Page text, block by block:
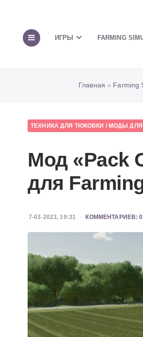
ИГРЫ FARMING
Главная » Farming
ТЕХНИКА ДЛЯ ТЮКОВКИ / МОДЫ ДЛЯ
Мод «Pack
для
7-03-2023, 19:31 КОММЕНТАРИЕВ: 0